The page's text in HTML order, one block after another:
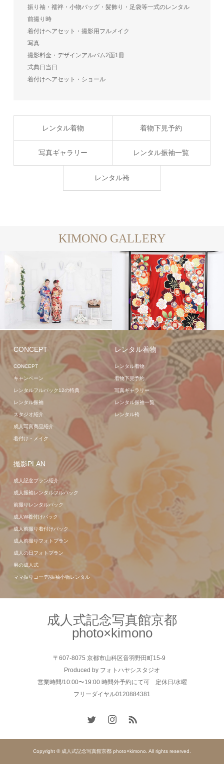
振り袖・襦袢・小物バッグ・髪飾り・足袋等一式のレンタル
前撮り時
着付けヘアセット・撮影用フルメイク
写真
撮影料金・デザインアルバム2面1冊
式典日当日
着付けヘアセット・ショール
レンタル着物 着物下見予約
写真ギャラリー レンタル振袖一覧
レンタル袴
KIMONO GALLERY
写真ギャラリー
レンタル着物
CONCEPT
CONCEPT
キャンペーン
レンタルフルパック12の特典
レンタル振袖
スタジオ紹介
成人写真商品紹介
着付け・メイク
レンタル着物
レンタル着物
着物下見予約
写真ギャラリー
レンタル振袖一覧
レンタル袴
撮影PLAN
成人記念プラン紹介
成人振袖レンタルフルパック
前撮りレンタルパック
成人W着付けパック
成人前撮り着付けパック
成人前撮りフォトプラン
成人の日フォトプラン
男の成人式
ママ振りコーデ/振袖小物レンタル
成人式記念写真館京都
photo×kimono
〒607-8075 京都市山科区音羽野田町15-9
Produced by フォトハヤシスタジオ
営業時間/10:00〜19:00 時間外予約にて可 定休日/水曜
フリーダイヤル0120884381
Copyright © 成人式記念写真館京都 photo×kimono. All rights reserved.